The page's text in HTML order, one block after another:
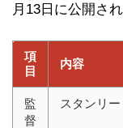
月13日に公開され
項
目
内容
監
督
スタンリ